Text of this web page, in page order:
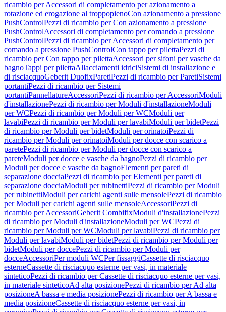
ricambio per Accessori di completamento per azionamento a
rotazione ed erogazione al troppopienoCon azionamento a pressione
PushControlPezzi di ricambio per Con azionamento a pressione
PushControlAccessori di completamento per comando a pressione
PushControlPezzi di ricambio per Accessori di completamento per
comando a pressione PushControlCon tappo per pilettaPezzi di
ricambio per Con tappo per pilettaAccessori per sifoni per vasche da
bagnoTappi per pilettaAllacciamenti idriciSistemi di installazione e
di risciacquoGeberit DuofixParetiPezzi di ricambio per ParetiSistemi
portantiPezzi di ricambio per Sistemi
portantiPannellatureAccessoriPezzi di ricambio per AccessoriModuli
d'installazionePezzi di ricambio per Moduli d'installazioneModuli
per WCPezzi di ricambio per Moduli per WCModuli per
lavabiPezzi di ricambio per Moduli per lavabiModuli per bidetPezzi
di ricambio per Moduli per bidetModuli per orinatoiPezzi di
ricambio per Moduli per orinatoiModuli per docce con scarico a
paretePezzi di ricambio per Moduli per docce con scarico a
pareteModuli per docce e vasche da bagnoPezzi di ricambio per
Moduli per docce e vasche da bagnoElementi per pareti di
separazione docciaPezzi di ricambio per Elementi per pareti di
separazione docciaModuli per rubinettiPezzi di ricambio per Moduli
per rubinettiModuli per carichi agenti sulle mensolePezzi di ricambio
per Moduli per carichi agenti sulle mensoleAccessoriPezzi di
ricambio per AccessoriGeberit CombifixModuli d'installazionePezzi
di ricambio per Moduli d'installazioneModuli per WCPezzi di
ricambio per Moduli per WCModuli per lavabiPezzi di ricambio per
Moduli per lavabiModuli per bidetPezzi di ricambio per Moduli per
bidetModuli per doccePezzi di ricambio per Moduli per
docceAccessoriPer moduli WCPer fissaggiCassette di risciacquo
esterneCassette di risciacquo esterne per vasi, in materiale
sinteticoPezzi di ricambio per Cassette di risciacquo esterne per vasi,
in materiale sinteticoAd alta posizionePezzi di ricambio per Ad alta
posizioneA bassa e media posizionePezzi di ricambio per A bassa e
media posizioneCassette di risciacquo esterne per vasi, in